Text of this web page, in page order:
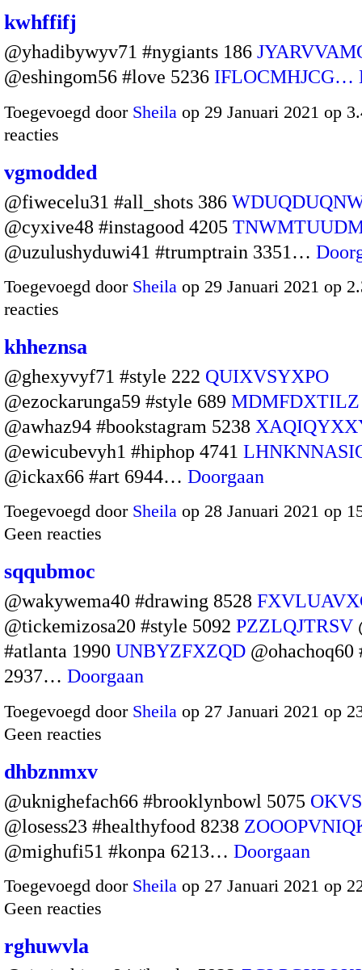
kwhffifj
@yhadibywyv71 #nygiants 186
@eshingom56 #love 5236 IFLOCMHJCG…
Toegevoegd door Sheila op 29 Januari 2021 op
reacties
vgmodded
@fiwecelu31 #all_shots 386
@cyxive48 #instagood 4205
@uzulushyduwi41 #trumptrain 3351…
Toegevoegd door Sheila op 29 Januari 2021 op
reacties
khheznsa
@ghexyvyf71 #style 222 QUIXVSYXPO
@ezockarunga59 #style 689 MDMFDXTILZ
@awhaz94 #bookstagram 5238
@ewicubevyh1 #hiphop 4741
@ickax66 #art 6944… Doorgaan
Toegevoegd door Sheila op 28 Januari 2021 op
Geen reacties
sqqubmoc
@wakywema40 #drawing 8528
@tickemizosa20 #style 5092 PZZLQJTRSV
#atlanta 1990 UNBYZFXZQD @ohachoq60
2937… Doorgaan
Toegevoegd door Sheila op 27 Januari 2021 op
Geen reacties
dhbznmxv
@uknighefach66 #brooklynbowl 5075
@losess23 #healthyfood 8238
@mighufi51 #konpa 6213… Doorgaan
Toegevoegd door Sheila op 27 Januari 2021 op
Geen reacties
rghuwvla